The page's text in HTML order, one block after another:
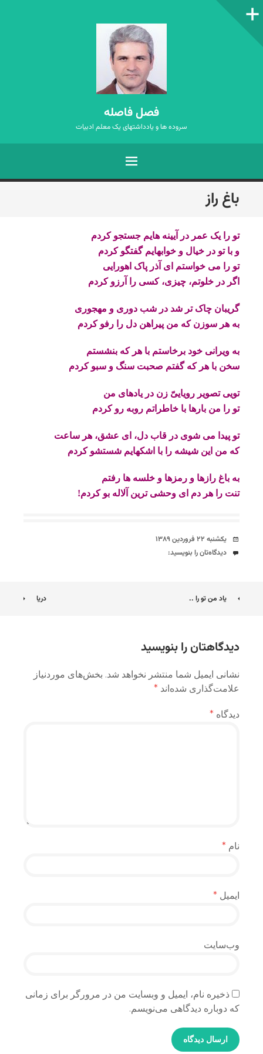
ستون‌کناری
فصل فاصله
سروده ها و یادداشتهای یک معلم ادبیات
فهرست
رفتن
به
باغ راز
تو را یک عمر در آیینه هایم جستجو کردم
و با تو در خیال و خوابهایم گفتگو کردم
تو را می خواستم ای آذر پاک اهورایی
اگر در خلوتم، چیزی، کسی را آرزو کردم
گریبان چاک تر شد در شب دوری و مهجوری
به هر سوزن که من پیراهن دل را رفو کردم
به ویرانی خود برخاستم با هر که بنشستم
سخن با هر که گفتم صحبت سنگ و سبو کردم
تویی تصویر رویاییّ زن در یادهای من
تو را من بارها با خاطراتم روبه رو کردم
تو پیدا می شوی در قاب دل، ای عشق، هر ساعت
که من این شیشه را با اشکهایم شستشو کردم
به باغ رازها و رمزها و خلسه ها رفتم
تنت را هر دم ای وحشی ترین آلاله بو کردم!
تاریخ
یکشنبه ۲۲ فروردین ۱۳۸۹
دیدگاه‌ها
دیدگاه‌تان را بنویسید:
ناوبری
یاد من تو را .. دریا
دیدگاهتان را بنویسید
نشانی ایمیل شما منتشر نخواهد شد. بخش‌های موردنیاز
علامت‌گذاری شده‌اند *
دیدگاه *
نام *
ایمیل *
وب‌سایت
ذخیره نام، ایمیل و وبسایت من در مرورگر برای زمانی
که دوباره دیدگاهی می‌نویسم.